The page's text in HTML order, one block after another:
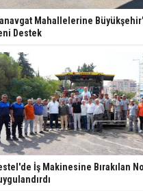
Manavgat’ta
beraberinde
Mahallelerine
Destek
İş Makinesine Bırakılan